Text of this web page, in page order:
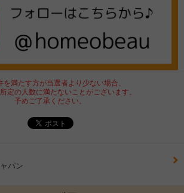
を満たす方が当選者より少ない場合、
定の人数に満たないことがございます。
予めご了承ください。
パン